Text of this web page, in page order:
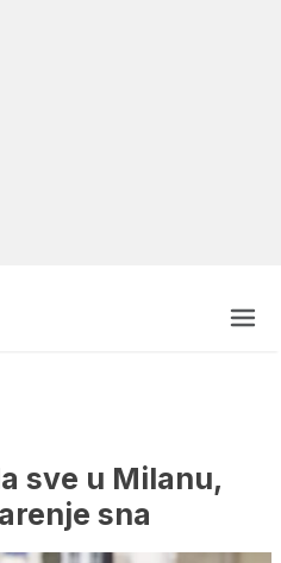
sve u Milanu,
sna